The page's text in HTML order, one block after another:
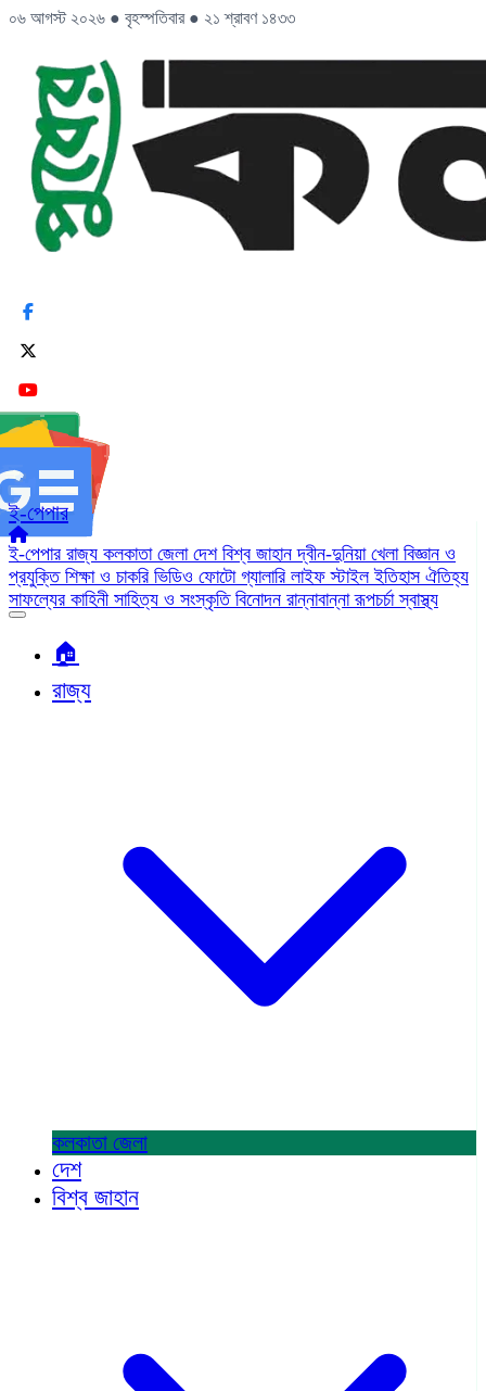
০৬ আগস্ট ২০২৬ ● বৃহস্পতিবার ● ২১ শ্রাবণ ১৪৩৩
ই-পেপার
ই-পেপার রাজ্য কলকাতা জেলা দেশ বিশ্ব জাহানদ্বীন-দুনিয়া খেলা বিজ্ঞান ও
প্রযুক্তি শিক্ষা ও চাকরি ভিডিও ফোটো গ্যালারি লাইফ স্টাইলইতিহাস ঐতিহ্য
সাফল্যের কাহিনী সাহিত্য ও সংস্কৃতি বিনোদন রান্নাবান্নারূপচর্চাস্বাস্থ্য
🏠︎
রাজ্য
কলকাতা জেলা
দেশ
বিশ্ব জাহান